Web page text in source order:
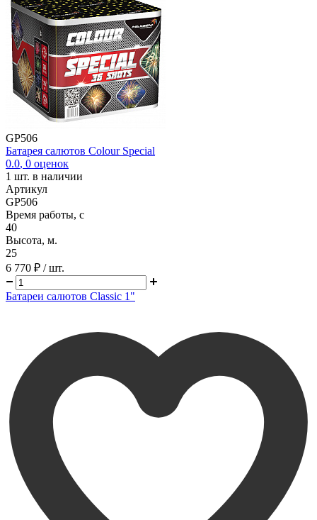
GP506
Батарея салютов Colour Special
0.0, 0 оценок
1 шт. в наличии
Артикул
GP506
Время работы, с
40
Высота, м.
25
6 770 ₽ / шт.
Батареи салютов Classic 1"